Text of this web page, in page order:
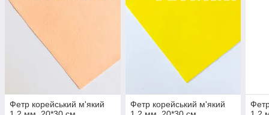
Фетр корейський м'який
Фетр корейський м'який